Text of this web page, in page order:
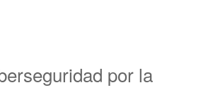
por la